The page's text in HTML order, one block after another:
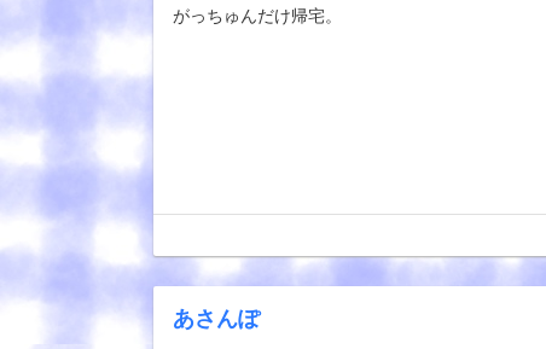
がっちゅんだけ帰宅。
あさんぽ